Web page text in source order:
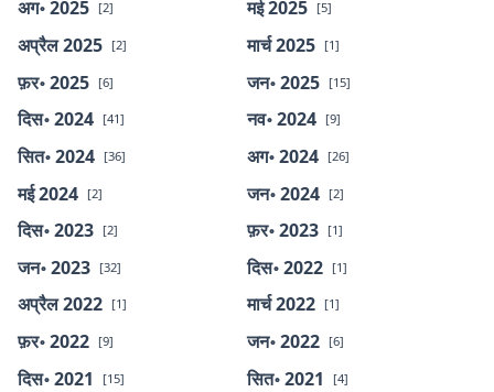
अग॰ 2025 [2] मई 2025 [5]
अप्रैल 2025 [2] मार्च 2025 [1]
फ़र॰ 2025 [6] जन॰ 2025 [15]
दिस॰ 2024 [41] नव॰ 2024 [9]
सित॰ 2024 [36] अग॰ 2024 [26]
मई 2024 [2] जन॰ 2024 [2]
दिस॰ 2023 [2] फ़र॰ 2023 [1]
जन॰ 2023 [32] दिस॰ 2022 [1]
अप्रैल 2022 [1] मार्च 2022 [1]
फ़र॰ 2022 [9] जन॰ 2022 [6]
दिस॰ 2021 [15] सित॰ 2021 [4]